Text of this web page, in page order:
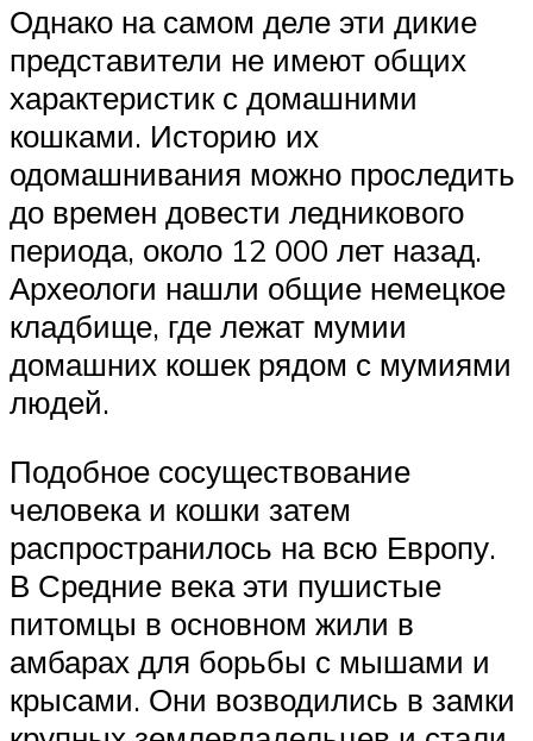
Однако на самом деле эти дикие
представители не имеют общих
характеристик с домашними
кошками. Историю их
одомашнивания можно проследить
до времен довести ледникового
периода, около 12 000 лет назад.
Археологи нашли общие немецкое
кладбище, где лежат мумии
домашних кошек рядом с мумиями
людей.
Подобное сосуществование
человека и кошки затем
распространилось на всю Европу.
В Средние века эти пушистые
питомцы в основном жили в
амбарах для борьбы с мышами и
крысами. Они возводились в замки